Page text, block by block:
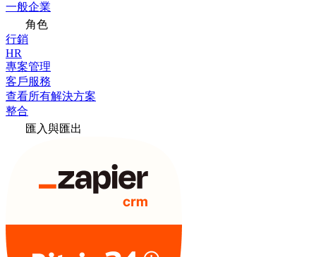
一般企業
角色
行銷
HR
專案管理
客戶服務
查看所有解決方案
整合
匯入與匯出